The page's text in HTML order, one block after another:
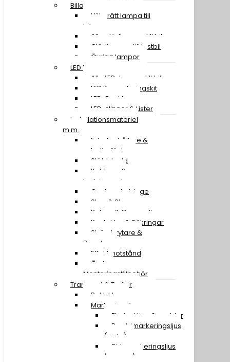
Billampor
Hitta rätt lampa till
bilen
Alla glödlampor till bil
Glödlampor till lastbil
Övriga lampor
LED Lampor
Alla LED-lampor till bil
LED Konverteringskit
LED-Backljus
LED-slingor & Lister
Installationsmateriel
m.m.
Extraljushållare &
extraljusfäste
Stöldskydd
Kablage &
Ledningssatser
Canbus-kablage
Stag & Skruv
Reläer & Omvandlare
Kontakter & Säkringar
Strömbrytare &
Paneler
Effektmotstånd
Övriga
Monteringstillbehör
Transport & Trailer
Baklyktor
Markeringsljus
Flerfunktion & snablar
Breddmarkeringsljus
(röda)
Sidomarkeringsljus
(orange)